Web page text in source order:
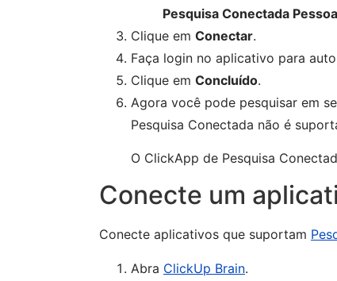
Pesquisa Conectada
Clique em Conectar.
Faça login no aplicativo para
Clique em Concluído.
Agora você pode pesquisar em
Pesquisa Conectada não é
O ClickApp de Pesquisa
Conecte um
Conecte aplicativos que suportam
Abra ClickUp Brain.